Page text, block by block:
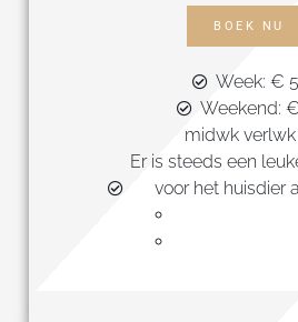
BOEK NU
Week: €
Weekend:
midwk
Er is steeds een
voor het huisdier